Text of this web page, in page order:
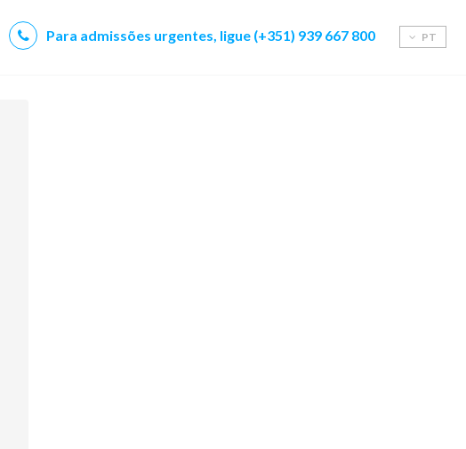
PT
Para admissões urgentes, ligue (+351) 939 667 800